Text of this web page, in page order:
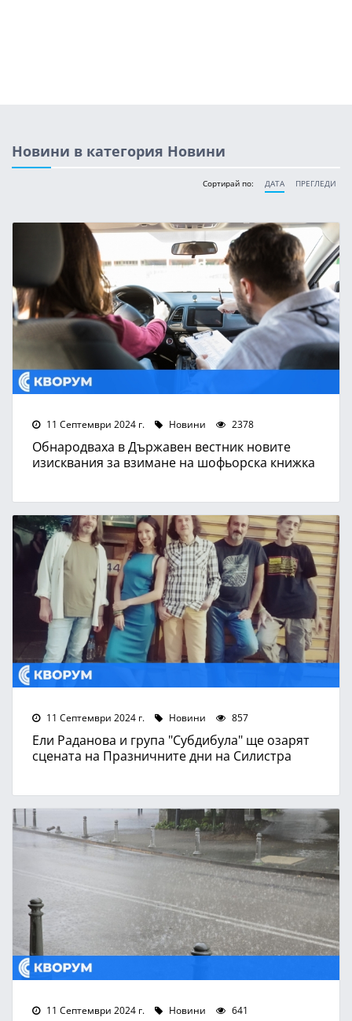
Новини в категория Новини
Сортирай по: ДАТА ПРЕГЛЕДИ
11 Септември 2024 г. Новини 2378
Обнародваха в Държавен вестник новите
изисквания за взимане на шофьорска книжка
11 Септември 2024 г. Новини 857
Ели Раданова и група "Субдибула" ще озарят
сцената на Празничните дни на Силистра
11 Септември 2024 г. Новини 641